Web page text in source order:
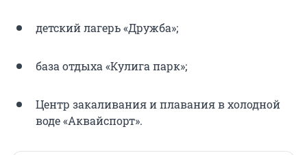
детский лагерь «Дружба»;
база отдыха «Кулига парк»;
Центр закаливания и плавания в холодной
воде «Аквайспорт».